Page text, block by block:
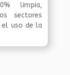
limpia,
sectores
el uso de la